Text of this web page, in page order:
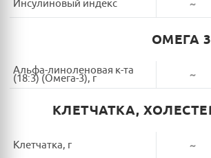
Инсулиновый индекс ~
ОМЕГА
Альфа-линоленовая к-та
(18:3) (Омега-3), г ~
КЛЕТЧАТКА,
Клетчатка, г ~